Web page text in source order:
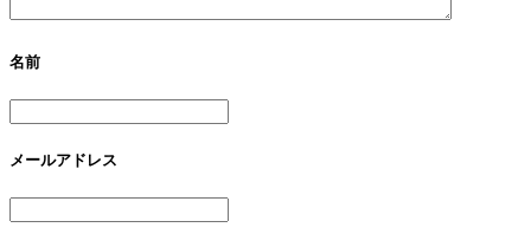
名前
メールアドレス